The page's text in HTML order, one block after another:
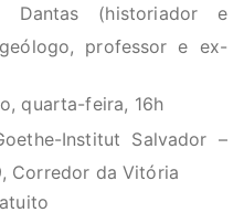
Dantas (historiador e
professor e ex-
quarta-feira, 16h
Institut Salvador –
Corredor da Vitória